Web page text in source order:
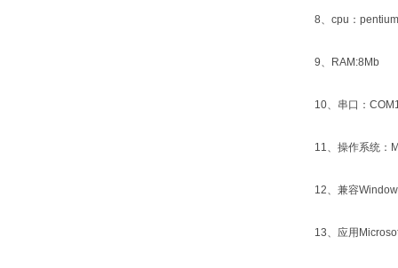
8、cpu：pentium
9、RAM:8Mb
10、串口：
11、操作系统：
12、兼容
13、应用